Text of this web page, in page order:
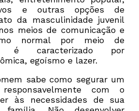
e outras opções de
da masculinidade juvenil
meios de comunicação e
normal por meio de
é caracterizado por
egoísmo e lazer.
sabe como segurar um
com o
às necessidades de sua